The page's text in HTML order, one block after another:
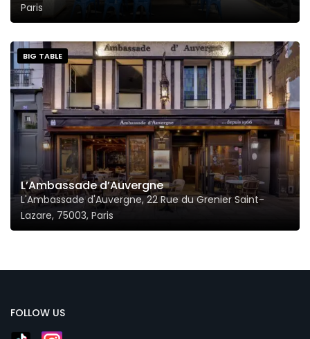
Paris
BIG TABLE
L’Ambassade d’Auvergne
L'Ambassade d'Auvergne, 22 Rue du Grenier Saint-
Lazare, 75003, Paris
FOLLOW US